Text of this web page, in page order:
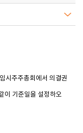
시주주총회에서 의결권
이 기준일을 설정하오